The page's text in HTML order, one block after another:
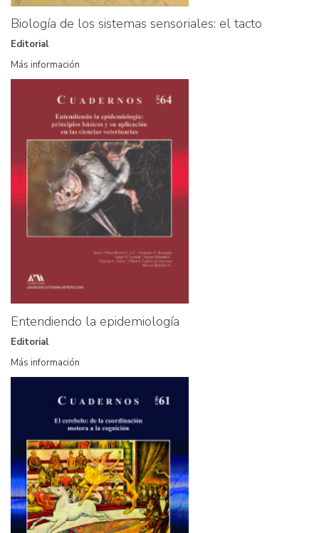
Biología de los sistemas sensoriales: el tacto
Editorial
Más información
Entendiendo la epidemiología
Editorial
Más información